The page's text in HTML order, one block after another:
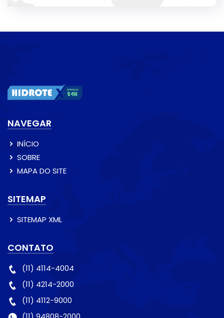
NAVEGAR
INÍCIO
SOBRE
MAPA DO SITE
SITEMAP
SITEMAP XML
CONTATO
(11) 4114-4004
(11) 4214-2000
(11) 4112-9000